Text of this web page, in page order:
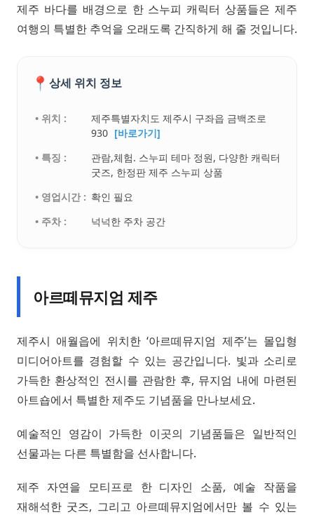
제주 바다를 배경으로 한 스누피 캐릭터 상품들은 제주
여행의 특별한 추억을 오래도록 간직하게 해 줄 것입니다.
📍 상세 위치 정보
• 위치 :
제주특별자치도 제주시 구좌읍 금백조로
930 [바로가기]
• 특징 :
관람,체험. 스누피 테마 정원, 다양한 캐릭터
굿즈, 한정판 제주 스누피 상품
• 영업시간 : 확인 필요
• 주차 :
넉넉한 주차 공간
아르떼뮤지엄 제주
제주시 애월읍에 위치한 ‘아르떼뮤지엄 제주’는 몰입형
미디어아트를 경험할 수 있는 공간입니다. 빛과 소리로
가득한 환상적인 전시를 관람한 후, 뮤지엄 내에 마련된
아트숍에서 특별한 제주도 기념품을 만나보세요.
예술적인 영감이 가득한 이곳의 기념품들은 일반적인
선물과는 다른 특별함을 선사합니다.
제주 자연을 모티프로 한 디자인 소품, 예술 작품을
재해석한 굿즈, 그리고 아르떼뮤지엄에서만 볼 수 있는